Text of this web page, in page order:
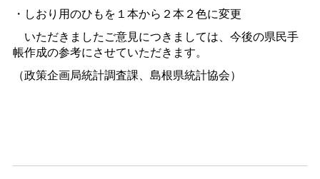
・しおり用のひもを１本から２本２色に変更
いただきましたご意見につきましては、今後の県民手
帳作成の参考にさせていただきます。
（政策企画局統計調査課、島根県統計協会）